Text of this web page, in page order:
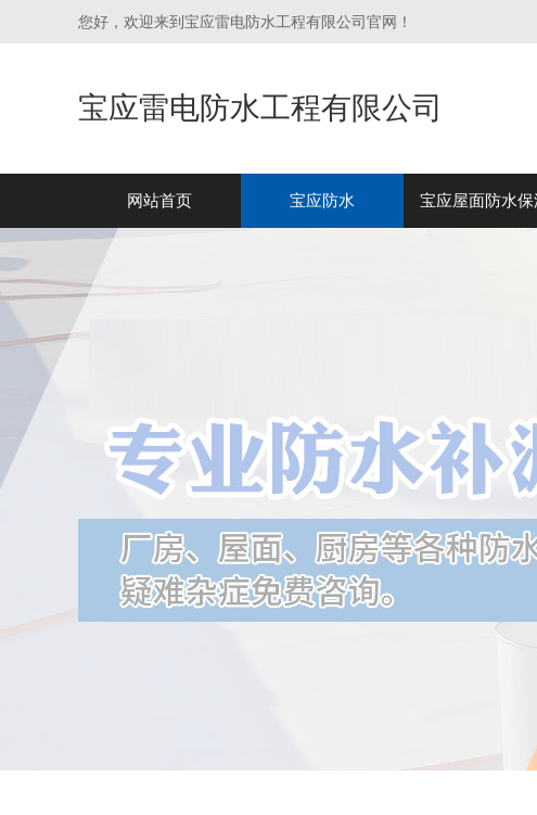
您好，欢迎来到宝应雷电防水工程有限公司官网！
宝应雷电防水工程有限公司
网站首页 宝应防水 宝应屋面防水保